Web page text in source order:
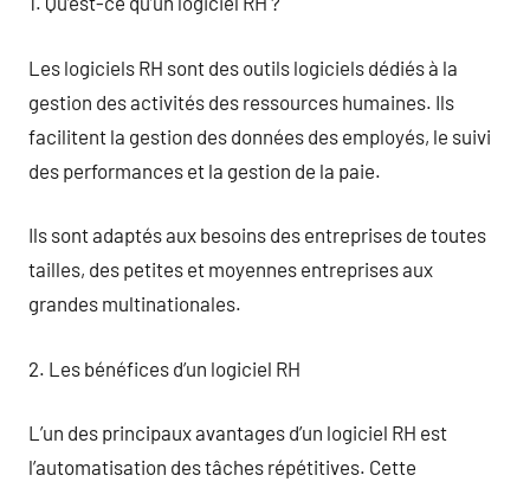
Les logiciels RH sont des outils logiciels dédiés à la
gestion des activités des ressources humaines. Ils
facilitent la gestion des données des employés, le suivi
des performances et la gestion de la paie.
Ils sont adaptés aux besoins des entreprises de toutes
tailles, des petites et moyennes entreprises aux
grandes multinationales.
2. Les bénéfices d’un logiciel RH
L’un des principaux avantages d’un logiciel RH est
l’automatisation des tâches répétitives. Cette